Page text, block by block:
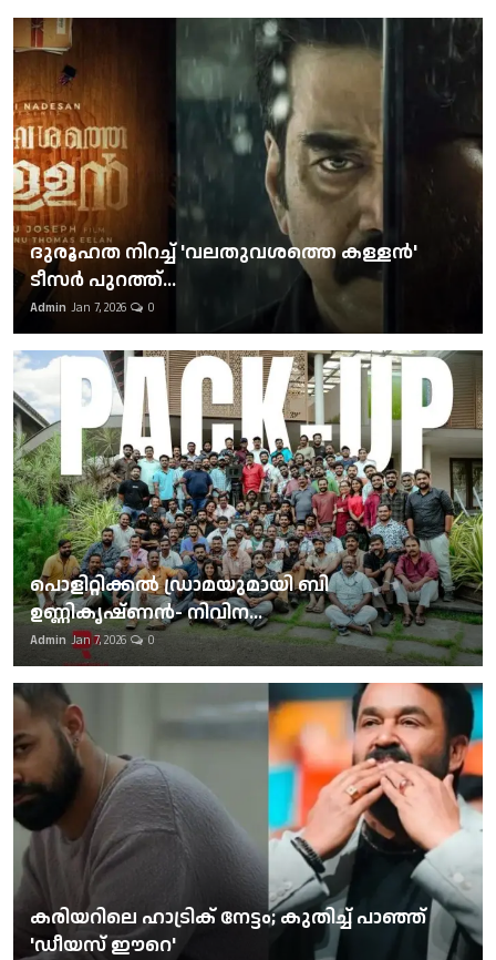
ദുരൂഹത നിറച്ച് 'വലതുവശത്തെ കള്ളന്‍'
ടീസര്‍ പുറത്ത്...
Admin Jan 7, 2026 0
പൊളിറ്റിക്കല്‍ ഡ്രാമയുമായി ബി
ഉണ്ണികൃഷ്ണന്‍- നിവിന...
Admin Jan 7, 2026 0
കരിയറിലെ ഹാട്രിക് നേട്ടം; കുതിച്ച് പാഞ്ഞ്
'ഡീയസ് ഈറെ'